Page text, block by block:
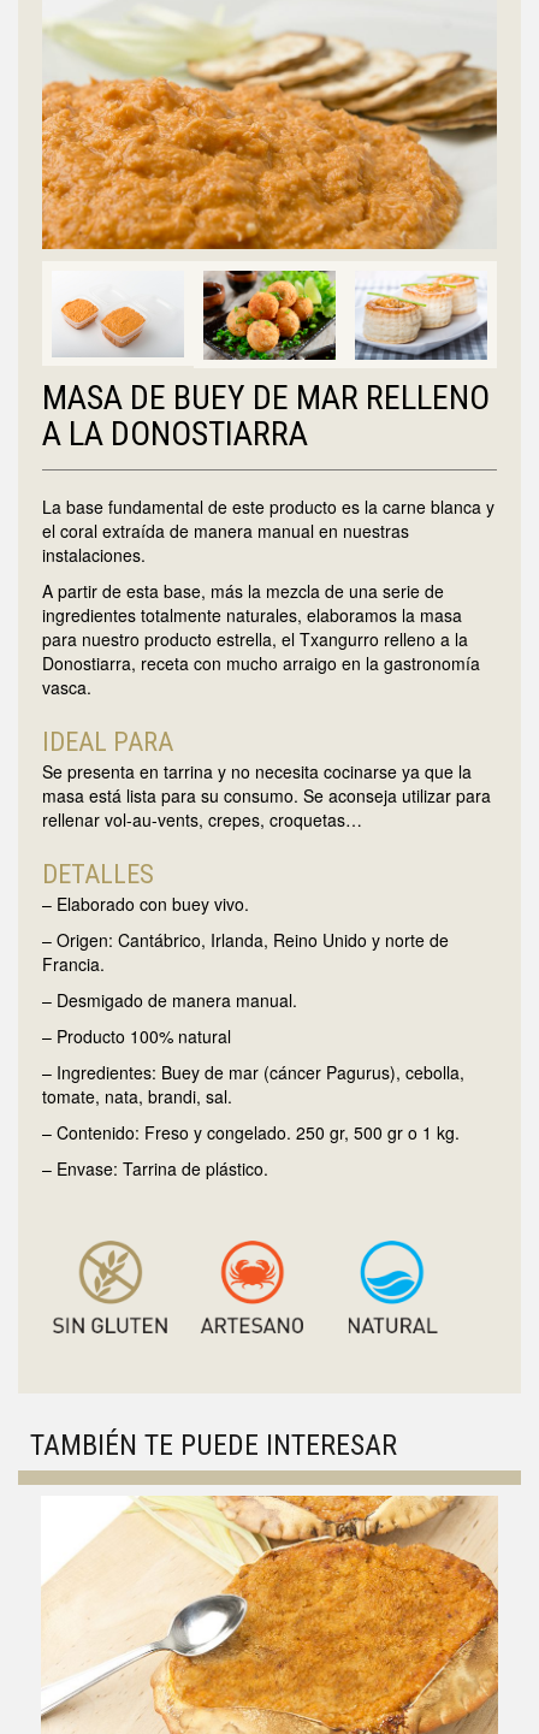
MASA DE BUEY DE MAR RELLENO
A LA DONOSTIARRA
La base fundamental de este producto es la carne blanca y
el coral extraída de manera manual en nuestras
instalaciones.
A partir de esta base, más la mezcla de una serie de
ingredientes totalmente naturales, elaboramos la masa
para nuestro producto estrella, el Txangurro relleno a la
Donostiarra, receta con mucho arraigo en la gastronomía
vasca.
IDEAL PARA
Se presenta en tarrina y no necesita cocinarse ya que la
masa está lista para su consumo. Se aconseja utilizar para
rellenar vol-au-vents, crepes, croquetas…
DETALLES
– Elaborado con buey vivo.
– Origen: Cantábrico, Irlanda, Reino Unido y norte de
Francia.
– Desmigado de manera manual.
– Producto 100% natural
– Ingredientes: Buey de mar (cáncer Pagurus), cebolla,
tomate, nata, brandi, sal.
– Contenido: Freso y congelado. 250 gr, 500 gr o 1 kg.
– Envase: Tarrina de plástico.
TAMBIÉN TE PUEDE INTERESAR